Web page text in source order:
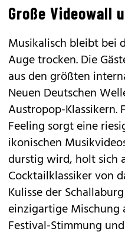
Große Videowall
Musikalisch bleibt bei
Auge trocken. Die
aus den größten
Neuen Deutschen
Austropop-Klassikern.
Feeling sorgt eine
ikonischen
durstig wird, holt sich
Cocktailklassiker von
Kulisse der
einzigartige Mischung
Festival-Stimmung